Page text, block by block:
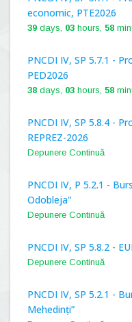
economic, PTE2026
39 days, 03 hours, 58
PNCDI IV, SP 5.7.1 -
PED2026
38 days, 03 hours, 58
PNCDI IV, SP 5.8.4 -
REPREZ-2026
Depunere Continuă
PNCDI IV, P 5.2.1 -
Odobleja"
Depunere Continuă
PNCDI IV, SP 5.8.2 -
Depunere Continuă
PNCDI IV, SP 5.2.1 -
Mehedinți”